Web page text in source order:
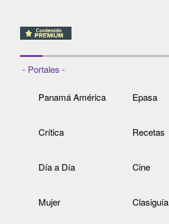
- Portales -
Panamá América Epasa
Crítica Recetas
Día a Día Cine
Mujer Clasiguía